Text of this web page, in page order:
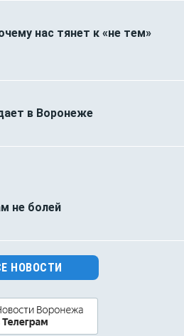
нас тянет к «не тем»
в Воронеже
не болей
НОВОСТИ